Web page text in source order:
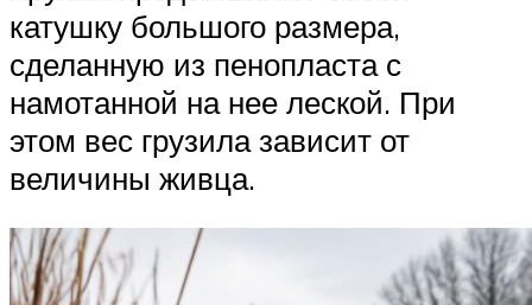
катушку большого размера,
сделанную из пенопласта с
намотанной на нее леской. При
этом вес грузила зависит от
величины живца.